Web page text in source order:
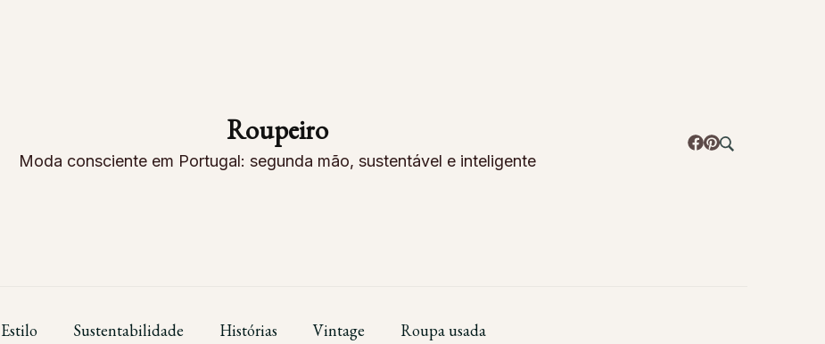
Roupeiro
Moda consciente em Portugal: segunda mão, sustentável e inteligente
Estilo Sustentabilidade Histórias Vintage Roupa usada